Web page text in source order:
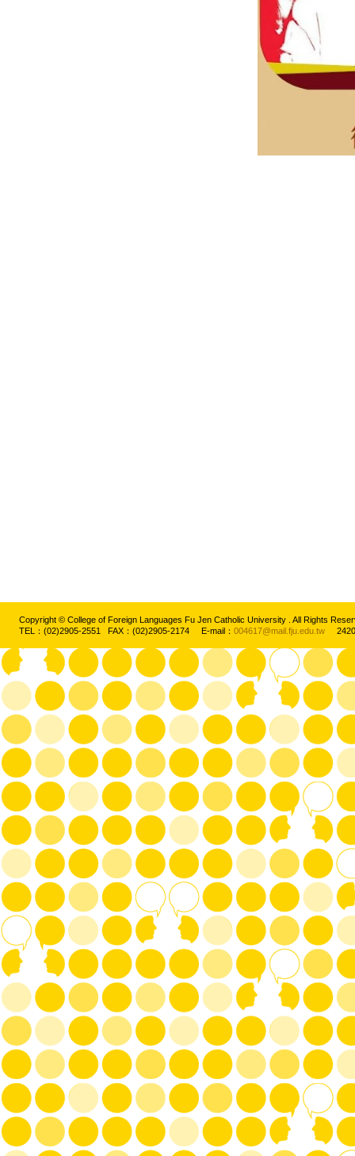
Copyright © College of Foreign Languages Fu Jen Catholic University . All Rights
TEL：(02)2905-2551 FAX：(02)2905-2174 E-mail： 004617@mail.fju.edu.tw